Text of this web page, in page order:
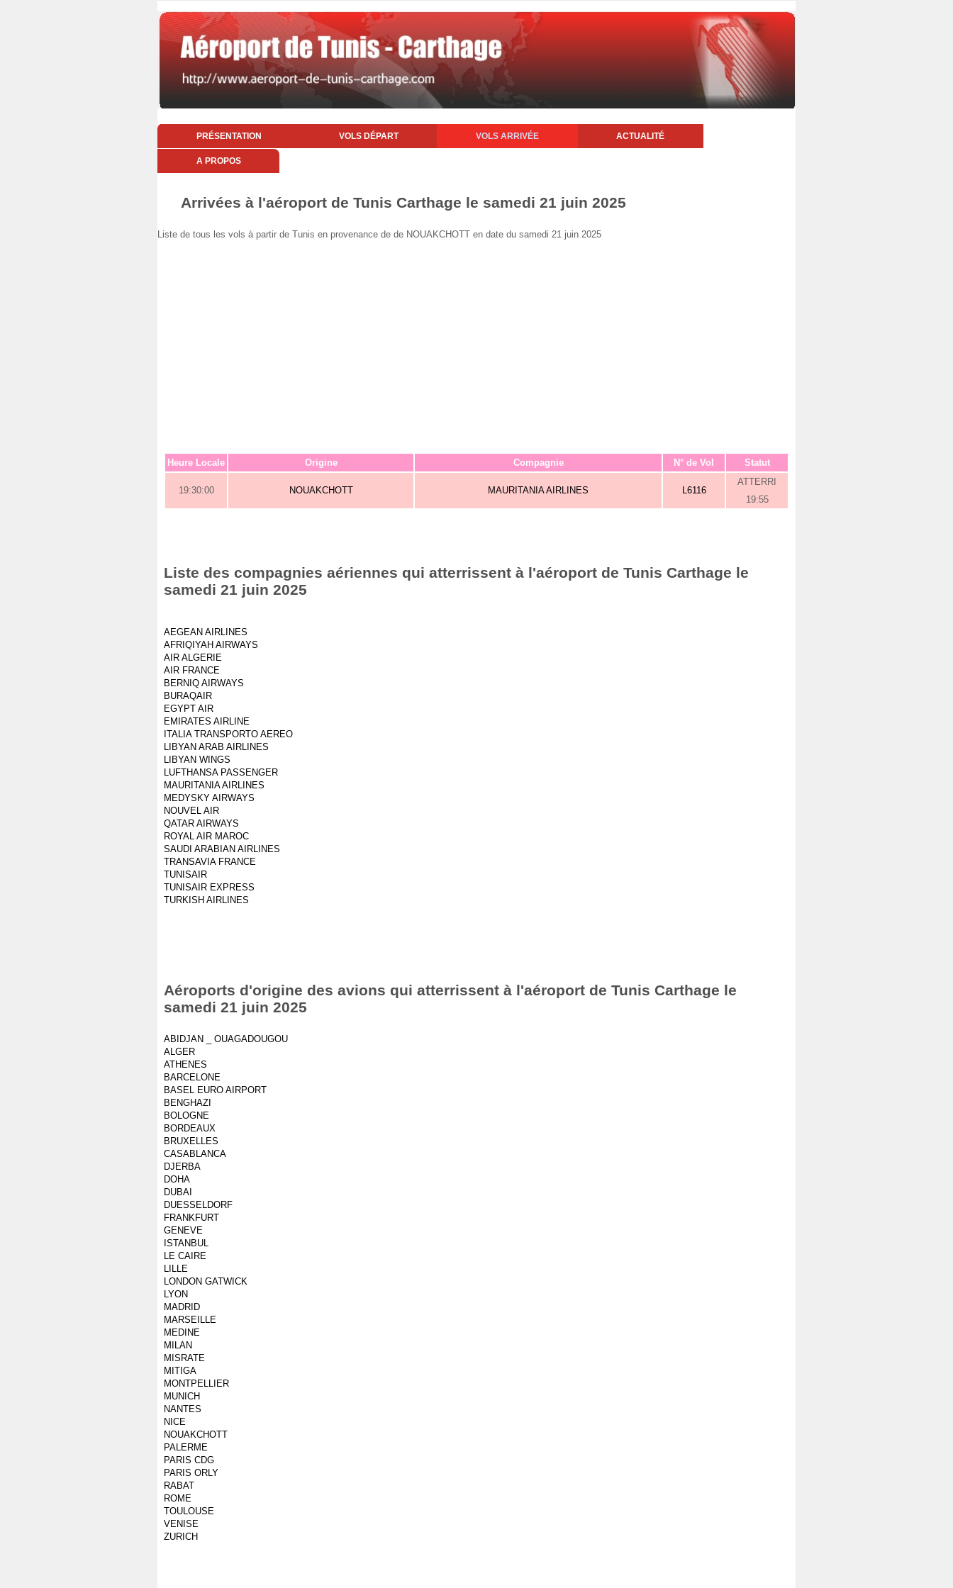
PRÉSENTATION VOLS DÉPART VOLS ARRIVÉE ACTUALITÉ
A PROPOS
Arrivées à l'aéroport de Tunis Carthage le samedi 21 juin 2025
Liste de tous les vols à partir de Tunis en provenance de de NOUAKCHOTT en date du samedi 21 juin 2025
Heure Locale Origine Compagnie N° de Vol Statut
19:30:00 NOUAKCHOTT MAURITANIA AIRLINES L6116
ATTERRI
19:55
Liste des compagnies aériennes qui atterrissent à l'aéroport de Tunis Carthage le
samedi 21 juin 2025
AEGEAN AIRLINES
AFRIQIYAH AIRWAYS
AIR ALGERIE
AIR FRANCE
BERNIQ AIRWAYS
BURAQAIR
EGYPT AIR
EMIRATES AIRLINE
ITALIA TRANSPORTO AEREO
LIBYAN ARAB AIRLINES
LIBYAN WINGS
LUFTHANSA PASSENGER
MAURITANIA AIRLINES
MEDYSKY AIRWAYS
NOUVEL AIR
QATAR AIRWAYS
ROYAL AIR MAROC
SAUDI ARABIAN AIRLINES
TRANSAVIA FRANCE
TUNISAIR
TUNISAIR EXPRESS
TURKISH AIRLINES
Aéroports d'origine des avions qui atterrissent à l'aéroport de Tunis Carthage le
samedi 21 juin 2025
ABIDJAN _ OUAGADOUGOU
ALGER
ATHENES
BARCELONE
BASEL EURO AIRPORT
BENGHAZI
BOLOGNE
BORDEAUX
BRUXELLES
CASABLANCA
DJERBA
DOHA
DUBAI
DUESSELDORF
FRANKFURT
GENEVE
ISTANBUL
LE CAIRE
LILLE
LONDON GATWICK
LYON
MADRID
MARSEILLE
MEDINE
MILAN
MISRATE
MITIGA
MONTPELLIER
MUNICH
NANTES
NICE
NOUAKCHOTT
PALERME
PARIS CDG
PARIS ORLY
RABAT
ROME
TOULOUSE
VENISE
ZURICH